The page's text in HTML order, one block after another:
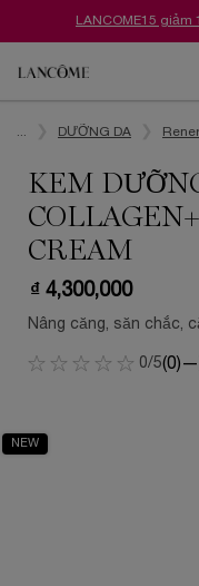
LANCOME15
DƯỠNG DA
KEM
CREAM
₫ 4,300,000
Nâng căng, săn chắc,
0/5(0) —
NEW